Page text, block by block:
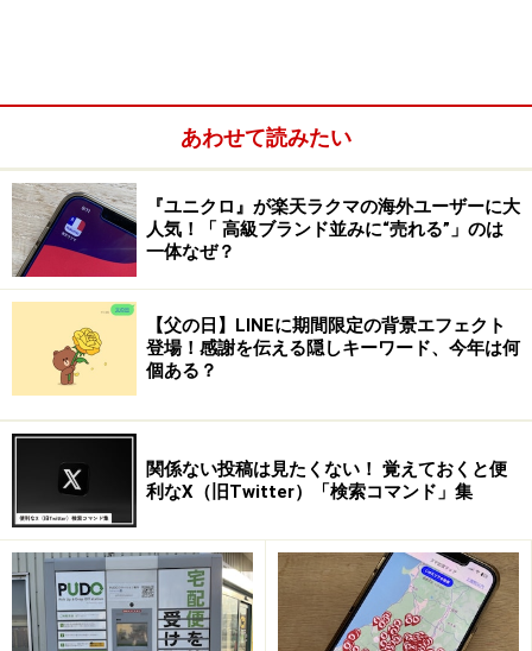
ただ、せっかく日本を訪れても、目当ての商品を購入で
なものは手に入りにくい場合も。そこで活躍しているの
が越境取引です。
越境ECサイト「Buyee」の流通総額は右肩上がりに増えてい
る（出典：BEENOS）
BEENOSが運営する越境ECサイト「Buyee」は、日本や
あわせて読みたい
『ユニクロ』が楽天ラクマの海外ユーザーに大
人気！「 高級ブランド並みに“売れる”」のは
一体なぜ？
【父の日】LINEに期間限定の背景エフェクト
登場！感謝を伝える隠しキーワード、今年は何
個ある？
関係ない投稿は見たくない！ 覚えておくと便
利なX（旧Twitter）「検索コマンド」集